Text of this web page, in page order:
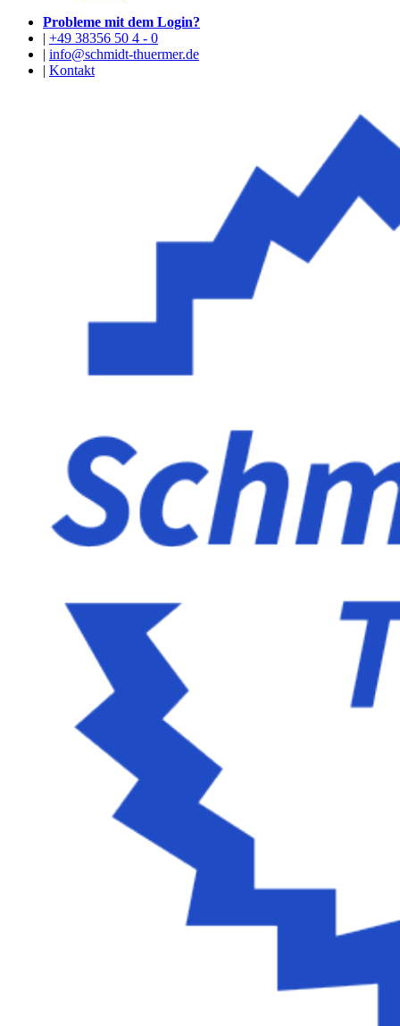
Probleme mit dem Login?
| +49 38356 50 4 - 0
| info@schmidt-thuermer.de
| Kontakt